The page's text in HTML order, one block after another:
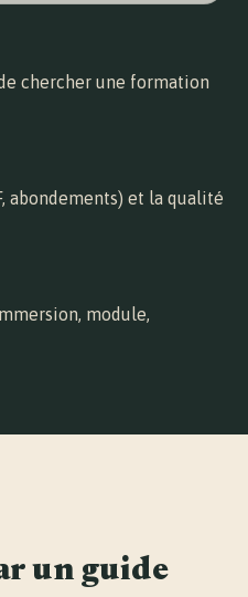
chercher une formation
abondements) et la qualité
module,
un guide